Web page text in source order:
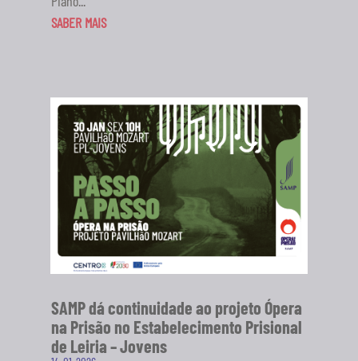
SABER MAIS
SAMP dá continuidade ao projeto Ópera
na Prisão no Estabelecimento Prisional
de Leiria – Jovens